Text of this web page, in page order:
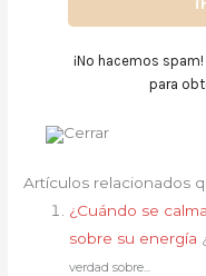
¡No hacemos
para
Artículos relacionados
¿Cuándo se
sobre su energía
verdad sobre...